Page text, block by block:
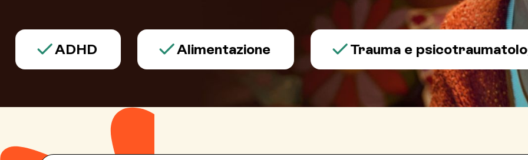
ADHD Alimentazione Trauma e psicotraumatologia